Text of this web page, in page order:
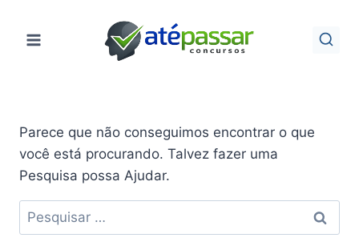
para
Parece que não conseguimos encontrar o que
você está procurando. Talvez fazer uma
Pesquisa possa Ajudar.
Pesquisar
por: